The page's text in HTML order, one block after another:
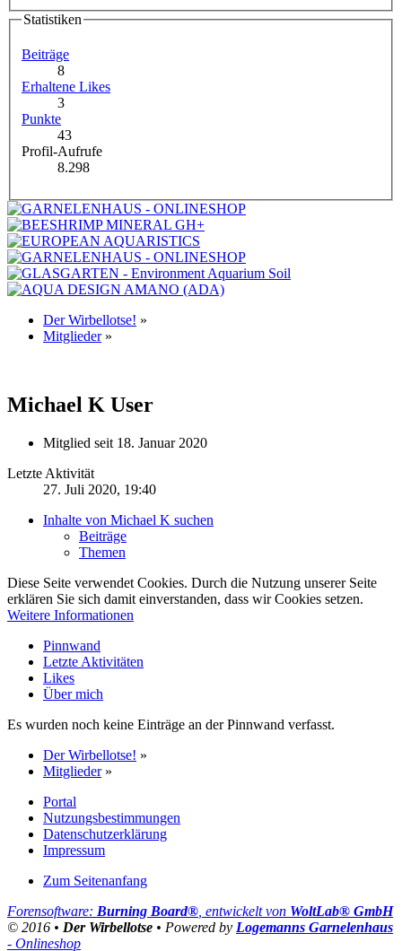
Statistiken
Beiträge
8
Erhaltene Likes
3
Punkte
43
Profil-Aufrufe
8.298
Der Wirbellotse! »
Mitglieder »
Michael K User
Mitglied seit 18. Januar 2020
Letzte Aktivität
27. Juli 2020, 19:40
Inhalte von Michael K suchen
Beiträge
Themen
Diese Seite verwendet Cookies. Durch die Nutzung unserer Seite
erklären Sie sich damit einverstanden, dass wir Cookies setzen.
Weitere Informationen
Pinnwand
Letzte Aktivitäten
Likes
Über mich
Es wurden noch keine Einträge an der Pinnwand verfasst.
Der Wirbellotse! »
Mitglieder »
Portal
Nutzungsbestimmungen
Datenschutzerklärung
Impressum
Zum Seitenanfang
Forensoftware: Burning Board® , entwickelt von WoltLab® GmbH
© 2016 • Der Wirbellotse • Powered by Logemanns Garnelenhaus
- Onlineshop